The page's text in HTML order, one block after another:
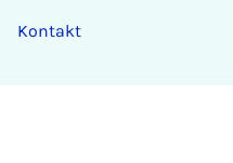
Kontakt